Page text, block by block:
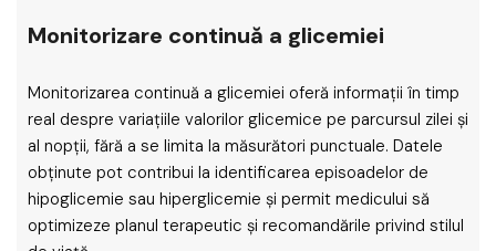
Monitorizare continuă a glicemiei
Monitorizarea continuă a glicemiei oferă informații în timp
real despre variațiile valorilor glicemice pe parcursul zilei și
al nopții, fără a se limita la măsurători punctuale. Datele
obținute pot contribui la identificarea episoadelor de
hipoglicemie sau hiperglicemie și permit medicului să
optimizeze planul terapeutic și recomandările privind stilul